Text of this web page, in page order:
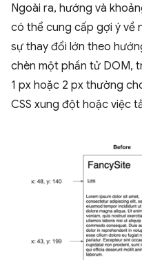
Ngoài ra, hướng và
có thể cung cấp gợi ý về
sự thay đổi lớn theo
chèn một phần tử DOM,
1 px hoặc 2 px thường
CSS xung đột hoặc việc